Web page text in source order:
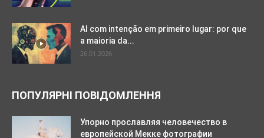
AI com intenção em primeiro lugar: por que
a maioria da...
26.01.2026
ПОПУЛЯРНІ ПОВІДОМЛЕННЯ
Упорно прославляя человечество в
европейской Мекке фотографии